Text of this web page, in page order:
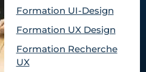
Formation UI-Design
Formation UX Design
Formation Recherche
UX